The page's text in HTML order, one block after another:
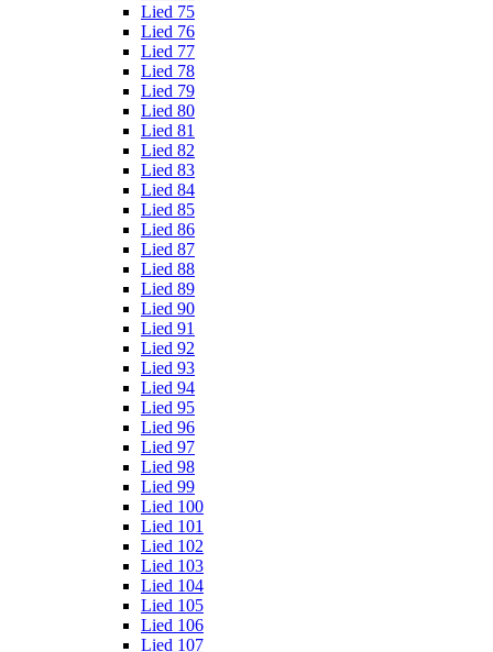
Lied 75
Lied 76
Lied 77
Lied 78
Lied 79
Lied 80
Lied 81
Lied 82
Lied 83
Lied 84
Lied 85
Lied 86
Lied 87
Lied 88
Lied 89
Lied 90
Lied 91
Lied 92
Lied 93
Lied 94
Lied 95
Lied 96
Lied 97
Lied 98
Lied 99
Lied 100
Lied 101
Lied 102
Lied 103
Lied 104
Lied 105
Lied 106
Lied 107